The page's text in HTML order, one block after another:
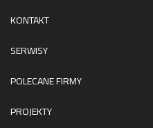
KONTAKT
SERWISY
POLECANE FIRMY
PROJEKTY